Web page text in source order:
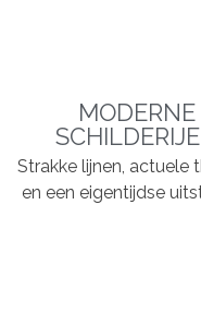
MODERNE
Strakke lijnen, actuele
en een eigentijdse